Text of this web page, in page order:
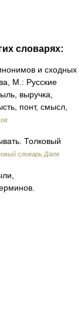
словарях:
и сходных
М.: Русские
выручка,
понт, смысл,
Толковый
словарь Даля